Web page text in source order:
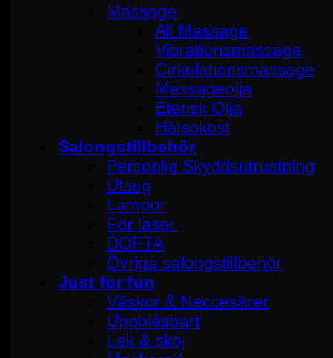
Massage
All Massage
Vibrationsmassage
Cirkulationsmassage
Massageolja
Eterisk Olja
Hälsokost
Salongstillbehör
Personlig Skyddsutrustning
Utsug
Lampor
För laser
DOFTA
Övriga salongstillbehör
Just for fun
Väskor & Neccesärer
Uppblåsbart
Lek & skoj